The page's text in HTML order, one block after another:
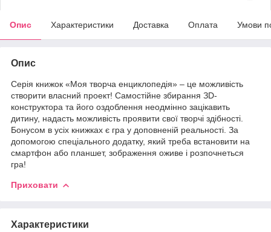
Опис Характеристики Доставка Оплата Умови
Опис
Серія книжок «Моя творча енциклопедія» – це можливість
створити власний проект! Самостійне збирання ЗD-
конструктора та його оздоблення неодмінно зацікавить
дитину, надасть можливість проявити свої творчі здібності.
Бонусом в усіх книжках є гра у доповненій реальності. За
допомогою спеціального додатку, який треба встановити на
смартфон або планшет, зображення оживе і розпочнеться
гра!
Приховати
Характеристики